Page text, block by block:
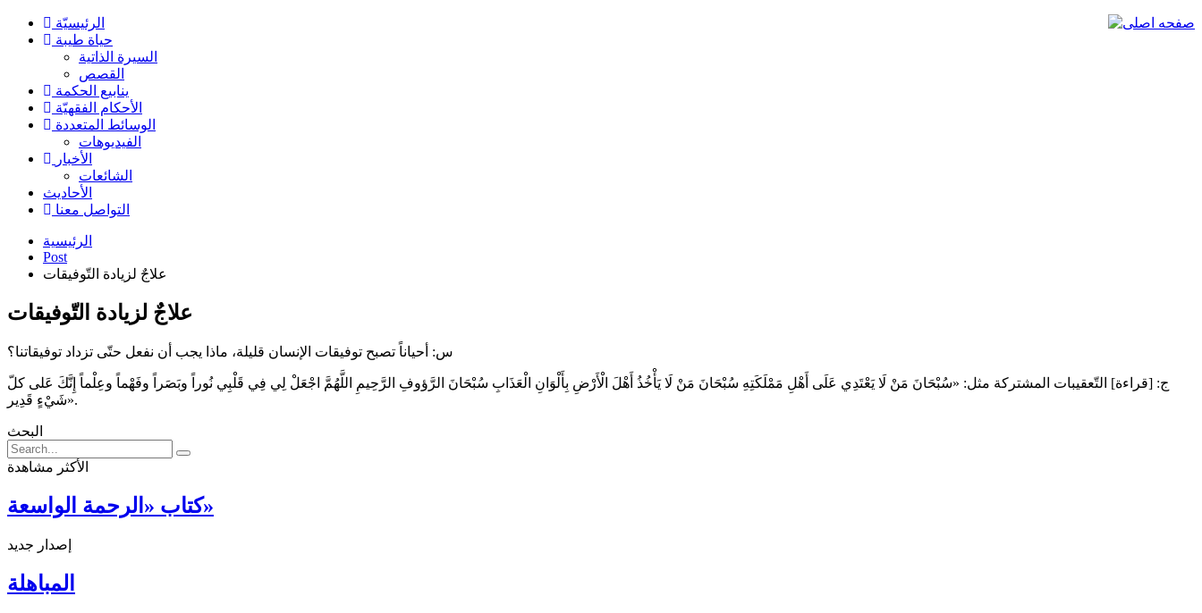
الرئیسیّة
حياة طيبة
السيرة الذاتية
القصص
ينابيع الحكمة
الأحکام الفقهیّة
الوسائط المتعددة
الفیدیوهات
الأخبار
الشائعات
الأحادیث
التواصل معنا
الرئيسية
Post
علاجٌ لزيادة التّوفيقات
علاجٌ لزيادة التّوفيقات
س: أحياناً تصبح توفيقات الإنسان قليلة، ماذا يجب أن نفعل حتّى تزداد توفيقاتنا؟
ج: [قراءة] التّعقيبات المشتركة مثل: «سُبْحَانَ مَنْ لَا يَعْتَدِي عَلَى أَهْلِ مَمْلَكَتِهِ سُبْحَانَ مَنْ لَا يَأْخُذُ أَهْلَ الْأَرْضِ بِأَلْوَانِ الْعَذَابِ سُبْحَانَ الرَّؤوفِ الرَّحِيمِ اللَّهُمَّ اجْعَلْ لِي فِي قَلْبِي نُوراً وبَصَراً وفَهْماً وعِلْماً إِنَّكَ عَلى‏ كلّ
شَيْ‏ءٍ قَدِير».
البحث
الأكثر مشاهدة
كتاب «الرحمة الواسعة»
إصدار جديد
المباهلة